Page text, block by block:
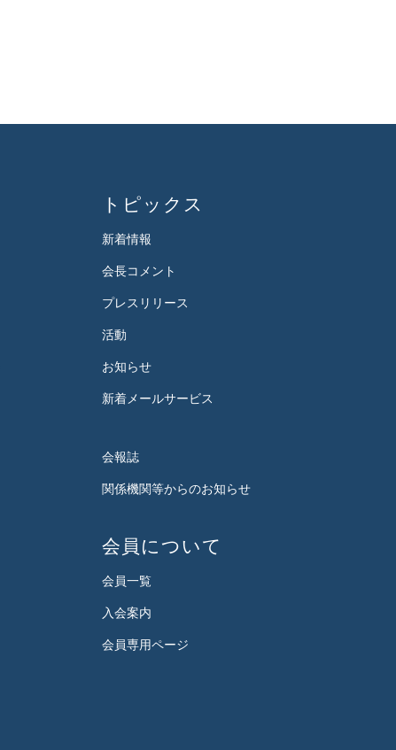
トピックス
新着情報
会長コメント
プレスリリース
活動
お知らせ
新着メールサービス
会報誌
関係機関等からのお知らせ
会員について
会員一覧
入会案内
会員専用ページ